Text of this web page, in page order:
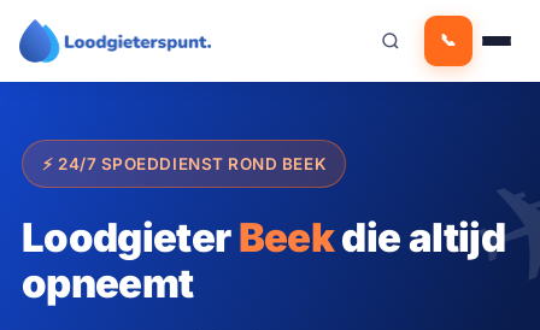
📞
naar
de
⚡ 24/7 SPOEDDIENST ROND BEEK
LoodgieterBeekdie altijd
opneemt